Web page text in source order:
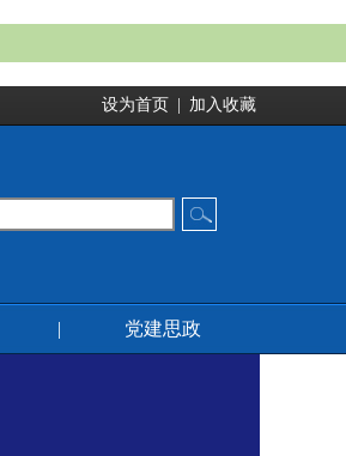
设为首页 加入收藏
| 党建思政